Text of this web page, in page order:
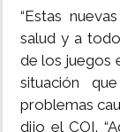
“Estas
salud y a
de los juegos
situación
problemas
dijo el COI.